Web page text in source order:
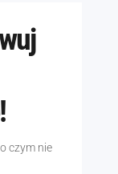
czym nie